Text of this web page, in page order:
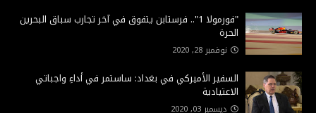
"فورمولا 1".. فرستابن يتفوق في آخر تجارب سباق البحرين
الحرة
نوفمبر 28, 2020
السفير الأميركي في بغداد: ساستمر في أداءِ واجباتي
الاعتيادية
ديسمبر 03, 2020